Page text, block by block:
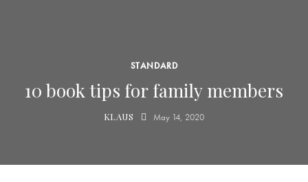
STANDARD
10 book tips for family members
KLAUS May 14, 2020